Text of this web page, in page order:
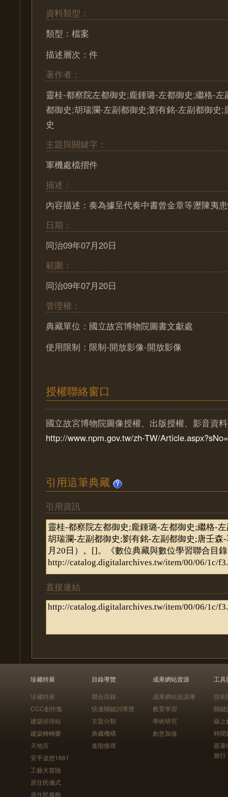
資料類型：
類型：檔案
描述層次：件
著作者：
靈桂-都察院左都御史;龐鍾璐-左都御史;繼格-
都御史;胡瑞瀾-左副都御史;劉有銘-左副都御史;
史
主題與關鍵字：
軍機處檔摺件
描述：
內容描述：奏為據呈代奏中書曾金章等瀝陳夷
日期：
同治09年07月20日
範圍：
同治09年07月20日
管理權：
典藏單位：國立故宮博物院圖書文獻處
使用限制：限制-開放影像-開放影像
授權聯絡窗口
國立故宮博物院圖像授權、出版授權、影音資
http://www.npm.gov.tw/zh-TW/
引用這筆典藏
引用資訊
直接連結
珍藏特展
珍藏特展
CCC創作集
建築排排站
建築轉轉樂
天地宮
安平追想1661
工藝大冒險
原住民儀式
原住民服飾
目錄導覽
聯合目錄
快速關鍵詞導覽
主題分類
典藏機構
進階搜尋
成果網站資源
成果網站資源庫
教育學習
學術研究
創意加值
工具
技術
關鍵
線上
時間
跟
旅行